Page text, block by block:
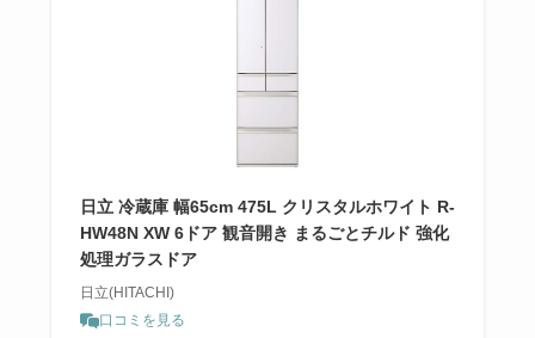
日立 冷蔵庫 幅65cm 475L クリスタルホワイト R-
HW48N XW 6ドア 観音開き まるごとチルド 強化
処理ガラスドア
日立(HITACHI)
口コミを見る